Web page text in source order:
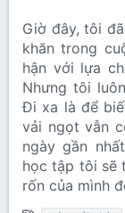
Giờ đây, tôi
khăn trong
hận với lựa
Nhưng tôi
Đi xa là để
vải ngọt vẫn
ngày gần
học tập tôi sẽ
rốn của mình